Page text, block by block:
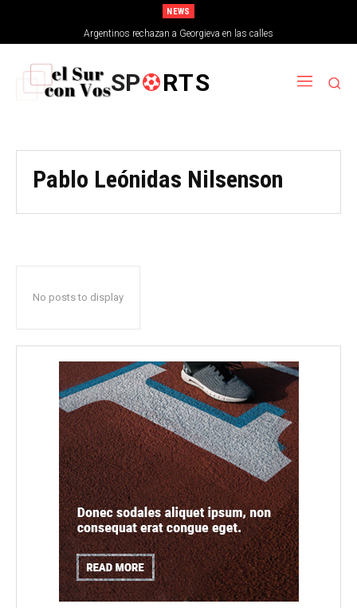
NEWS
Argentinos rechazan a Georgieva en las calles
SP RTS
Pablo Leónidas Nilsenson
No posts to display